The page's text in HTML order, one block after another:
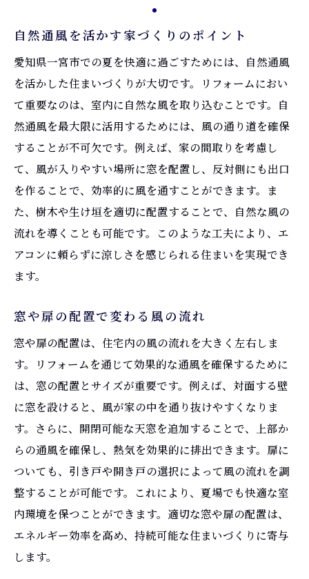
自然通風を活かす家づくりのポイント
愛知県一宮市での夏を快適に過ごすためには、自然通風
を活かした住まいづくりが大切です。リフォームにおい
て重要なのは、室内に自然な風を取り込むことです。自
然通風を最大限に活用するためには、風の通り道を確保
することが不可欠です。例えば、家の間取りを考慮し
て、風が入りやすい場所に窓を配置し、反対側にも出口
を作ることで、効率的に風を通すことができます。ま
た、樹木や生け垣を適切に配置することで、自然な風の
流れを導くことも可能です。このような工夫により、エ
アコンに頼らずに涼しさを感じられる住まいを実現でき
ます。
窓や扉の配置で変わる風の流れ
窓や扉の配置は、住宅内の風の流れを大きく左右しま
す。リフォームを通じて効果的な通風を確保するために
は、窓の配置とサイズが重要です。例えば、対面する壁
に窓を設けると、風が家の中を通り抜けやすくなりま
す。さらに、開閉可能な天窓を追加することで、上部か
らの通風を確保し、熱気を効果的に排出できます。扉に
ついても、引き戸や開き戸の選択によって風の流れを調
整することが可能です。これにより、夏場でも快適な室
内環境を保つことができます。適切な窓や扉の配置は、
エネルギー効率を高め、持続可能な住まいづくりに寄与
します。